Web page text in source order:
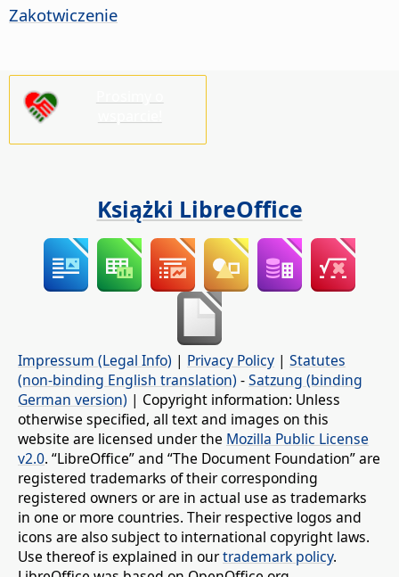
Zakotwiczenie
Książki LibreOffice
Impressum (Legal Info) | Privacy Policy | Statutes
(non-binding English translation) -Satzung (binding
German version) | Copyright information: Unless
otherwise specified, all text and images on this
website are licensed under the Mozilla Public License
v2.0. “LibreOffice” and “The Document Foundation” are
registered trademarks of their corresponding
registered owners or are in actual use as trademarks
in one or more countries. Their respective logos and
icons are also subject to international copyright laws.
Use thereof is explained in ourtrademark policy.